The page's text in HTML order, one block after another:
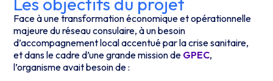
Face à une transformation économique et opérationnelle
majeure du réseau consulaire, à un besoin
d’accompagnement local accentué par la crise sanitaire,
et dans le cadre d’une grande mission de GPEC,
l’organisme avait besoin de :